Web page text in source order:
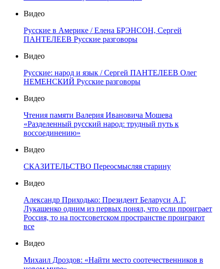
Видео
Русские в Америке / Елена БРЭНСОН, Сергей
ПАНТЕЛЕЕВ Русские разговоры
Видео
Русские: народ и язык / Сергей ПАНТЕЛЕЕВ Олег
НЕМЕНСКИЙ Русские разговоры
Видео
Чтения памяти Валерия Ивановича Мошева
«Разделенный русский народ: трудный путь к
воссоединению»
Видео
СКАЗИТЕЛЬСТВО Переосмысляя старину
Видео
Александр Приходько: Президент Беларуси А.Г.
Лукашенко одним из первых понял, что если проиграет
Россия, то на постсоветском пространстве проиграют
все
Видео
Михаил Дроздов: «Найти место соотечественников в